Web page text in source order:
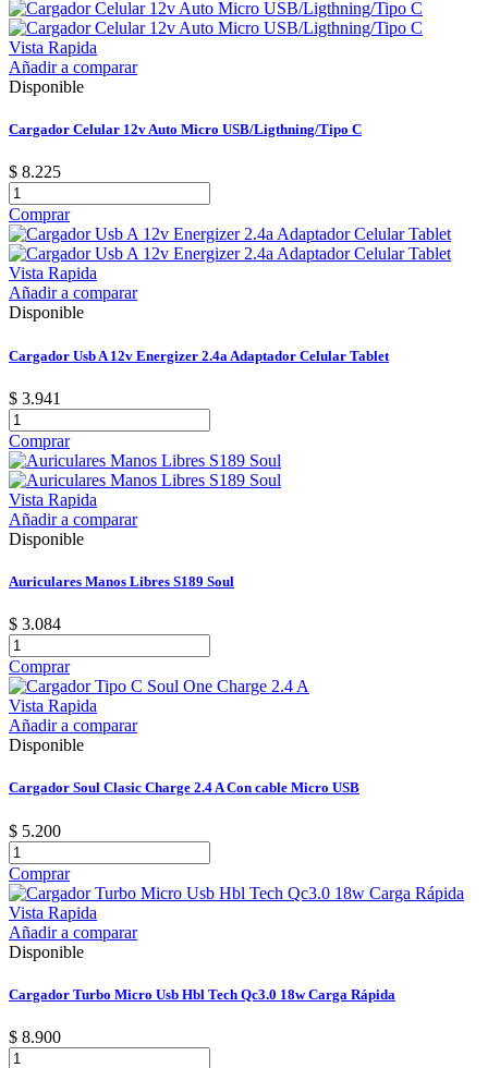
Vista Rapida
Añadir a comparar
Disponible
Cargador Celular 12v Auto Micro USB/Ligthning/Tipo C
$ 8.225
Comprar
Vista Rapida
Añadir a comparar
Disponible
Cargador Usb A 12v Energizer 2.4a Adaptador Celular Tablet
$ 3.941
Comprar
Vista Rapida
Añadir a comparar
Disponible
Auriculares Manos Libres S189 Soul
$ 3.084
Comprar
Vista Rapida
Añadir a comparar
Disponible
Cargador Soul Clasic Charge 2.4 A Con cable Micro USB
$ 5.200
Comprar
Vista Rapida
Añadir a comparar
Disponible
Cargador Turbo Micro Usb Hbl Tech Qc3.0 18w Carga Rápida
$ 8.900